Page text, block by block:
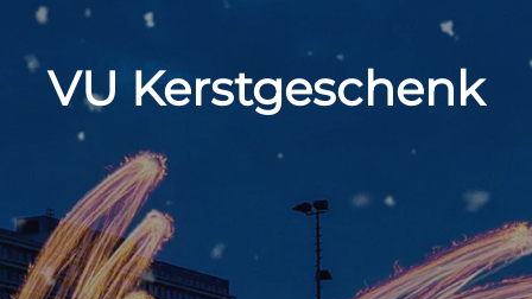
VU Kerstgeschenk